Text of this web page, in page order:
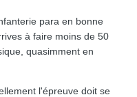
para en bonne
à faire moins de 50
quasimment en
l'épreuve doit se